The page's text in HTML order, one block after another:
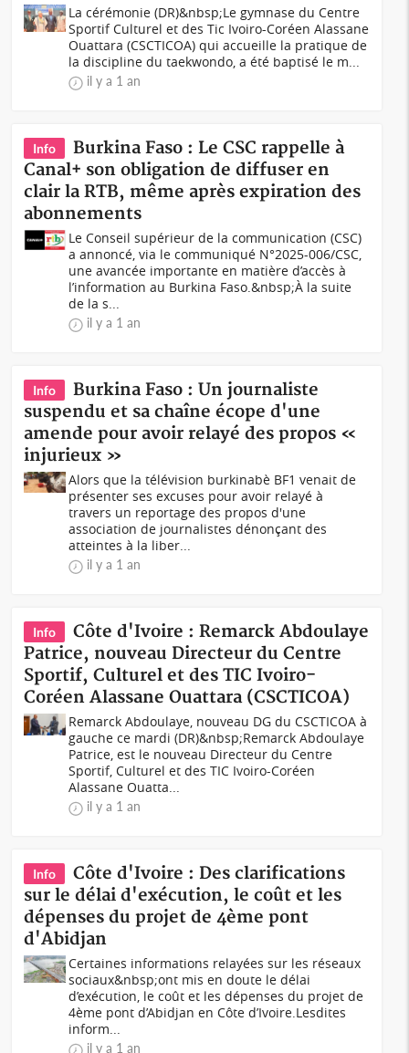
La cérémonie (DR)&nbsp;Le gymnase du Centre
Sportif Culturel et des Tic Ivoiro-Coréen Alassane
Ouattara (CSCTICOA) qui accueille la pratique de
la discipline du taekwondo, a été baptisé le m...
il y a 1 an
Info
Burkina Faso : Le CSC rappelle à
Canal+ son obligation de diffuser en
clair la RTB, même après expiration des
abonnements
Le Conseil supérieur de la communication (CSC)
a annoncé, via le communiqué N°2025-006/CSC,
une avancée importante en matière d’accès à
l’information au Burkina Faso.&nbsp;À la suite
de la s...
il y a 1 an
Info
Burkina Faso : Un journaliste
suspendu et sa chaîne écope d'une
amende pour avoir relayé des propos «
injurieux »
Alors que la télévision burkinabè BF1 venait de
présenter ses excuses pour avoir relayé à
travers un reportage des propos d'une
association de journalistes dénonçant des
atteintes à la liber...
il y a 1 an
Info
Côte d'Ivoire : Remarck Abdoulaye
Patrice, nouveau Directeur du Centre
Sportif, Culturel et des TIC Ivoiro-
Coréen Alassane Ouattara (CSCTICOA)
Remarck Abdoulaye, nouveau DG du CSCTICOA à
gauche ce mardi (DR)&nbsp;Remarck Abdoulaye
Patrice, est le nouveau Directeur du Centre
Sportif, Culturel et des TIC Ivoiro-Coréen
Alassane Ouatta...
il y a 1 an
Info
Côte d'Ivoire : Des clarifications
sur le délai d'exécution, le coût et les
dépenses du projet de 4ème pont
d'Abidjan
Certaines informations relayées sur les réseaux
sociaux&nbsp;ont mis en doute le délai
d’exécution, le coût et les dépenses du projet de
4ème pont d’Abidjan en Côte d’Ivoire.Lesdites
inform...
il y a 1 an